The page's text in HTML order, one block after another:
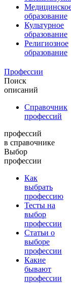
образование
Культурное
образование
Религиозное
образование
Профессии
Поиск
описаний
Справочник
профессий
профессий
в справочнике
Выбор
профессии
Как
выбрать
профессию
Тесты на
выбор
профессии
Статьи о
выборе
профессии
Какие
бывают
профессии